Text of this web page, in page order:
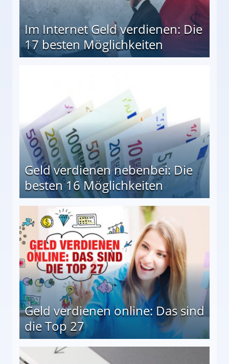
Im Internet Geld verdienen: Die
17 besten Möglichkeiten
Geld verdienen nebenbei: Die
besten 16 Möglichkeiten
Geld verdienen online: Das sind
die Top 27